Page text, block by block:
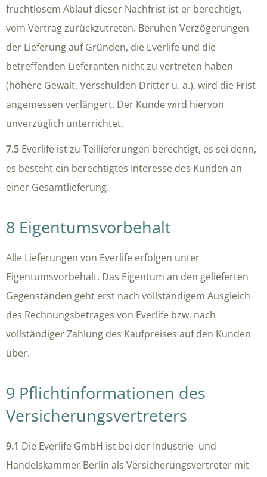
fruchtlosem Ablauf dieser Nachfrist ist er berechtigt,
vom Vertrag zurückzutreten. Beruhen Verzögerungen
der Lieferung auf Gründen, die Everlife und die
betreffenden Lieferanten nicht zu vertreten haben
(höhere Gewalt, Verschulden Dritter u. a.), wird die Frist
angemessen verlängert. Der Kunde wird hiervon
unverzüglich unterrichtet.
7.5 Everlife ist zu Teillieferungen berechtigt, es sei denn,
es besteht ein berechtigtes Interesse des Kunden an
einer Gesamtlieferung.
8 Eigentumsvorbehalt
Alle Lieferungen von Everlife erfolgen unter
Eigentumsvorbehalt. Das Eigentum an den gelieferten
Gegenständen geht erst nach vollständigem Ausgleich
des Rechnungsbetrages von Everlife bzw. nach
vollständiger Zahlung des Kaufpreises auf den Kunden
über.
9 Pflichtinformationen des
Versicherungsvertreters
9.1 Die Everlife GmbH ist bei der Industrie- und
Handelskammer Berlin als Versicherungsvertreter mit